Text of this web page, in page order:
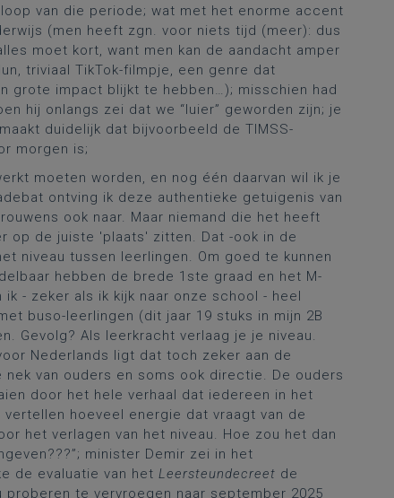
van die periode; wat met het enorme accent
(men heeft zgn. voor niets tijd (meer): dus
moet kort, want men kan de aandacht amper
triviaal TikTok-filmpje, een genre dat
grote impact blijkt te hebben…); misschien had
hij onlangs zei dat we “luier” geworden zijn; je
duidelijk dat bijvoorbeeld de TIMSS-
morgen is;
moeten worden, en nog één daarvan wil ik je
ontving ik deze authentieke getuigenis van
ook naar. Maar niemand die het heeft
op de juiste 'plaats' zitten. Dat -ook in de
niveau tussen leerlingen. Om goed te kunnen
hebben de brede 1ste graad en het M-
- zeker als ik kijk naar onze school - heel
buso-leerlingen (dit jaar 19 stuks in mijn 2B
Gevolg? Als leerkracht verlaag je je niveau.
Nederlands ligt dat toch zeker aan de
van ouders en soms ook directie. De ouders
door het hele verhaal dat iedereen in het
hoeveel energie dat vraagt van de
het verlagen van het niveau. Hoe zou het dan
minister Demir zei in het
de evaluatie van het Leersteundecreet de
te vervroegen naar september 2025